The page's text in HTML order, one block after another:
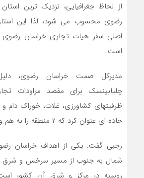
از لحاظ جغرافیایی، نزدیک ترین
رضوی محسوب می شود، لذا این
اصلی سفر هیات تجاری خراسان رضوی
است.
مدیرکل صمت خراسان رضوی،
چلیابینسک برای مقصد مراودات
ظرفیتهای کشاورزی، غلات، خوراک دام
جاده ای عنوان کرد که ۲ منطقه را به هم وصل می کند.
رجبی گفت: یکی از اهداف خراسان
شمال به جنوب از مسیر سرخس و شرق
روسیه در مرکز و شرق آن کشور